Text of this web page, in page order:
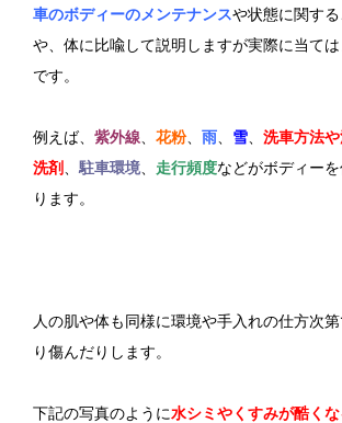
車のボディーのメンテナンスや状態に関す
や、体に比喩して説明しますが実際に当て
です。
例えば、 紫外線 花粉、 雨 雪
洗車方法
洗剤
駐車環境 走行頻度などがボディー
ります。
人の肌や体も同様に環境や手入れの仕方次
り傷んだりします。
下記の写真のように水シミやくすみが酷く